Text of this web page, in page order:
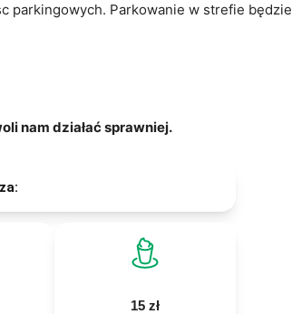
parkingowych. Parkowanie w strefie będzie
nam działać sprawniej.
15 zł